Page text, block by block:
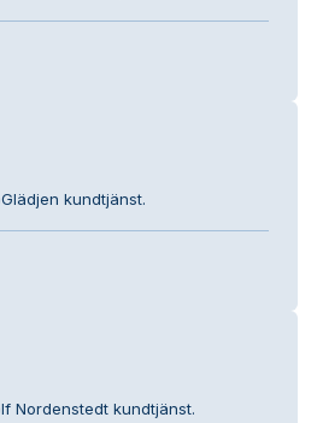
kundtjänst.
Nordenstedt kundtjänst.